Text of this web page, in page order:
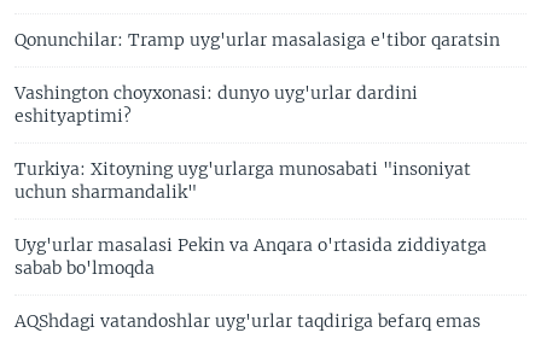
Qonunchilar: Tramp uyg'urlar masalasiga e'tibor qaratsin
Vashington choyxonasi: dunyo uyg'urlar dardini
eshityaptimi?
Turkiya: Xitoyning uyg'urlarga munosabati "insoniyat
uchun sharmandalik"
Uyg'urlar masalasi Pekin va Anqara o'rtasida ziddiyatga
sabab bo'lmoqda
AQShdagi vatandoshlar uyg'urlar taqdiriga befarq emas